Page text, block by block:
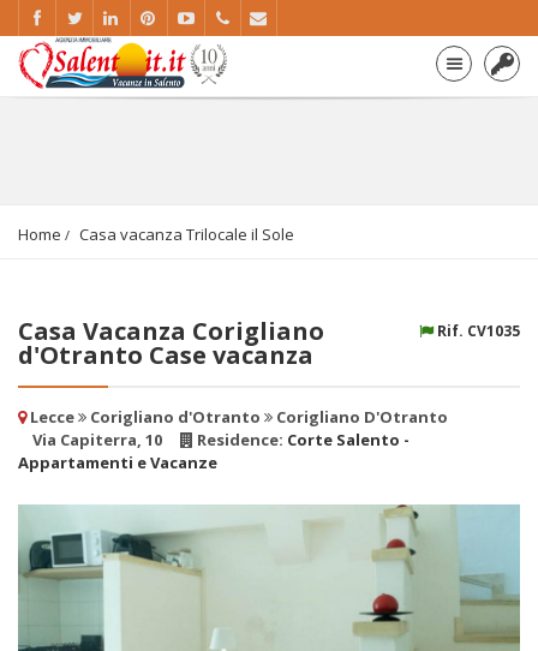
Home Casa vacanza Trilocale il Sole
Rif. CV1035
Casa Vacanza Corigliano
d'Otranto Case vacanza
Lecce Corigliano d'Otranto
Corigliano D'Otranto
Via Capiterra, 10
Residence: Corte Salento -
Appartamenti e Vacanze